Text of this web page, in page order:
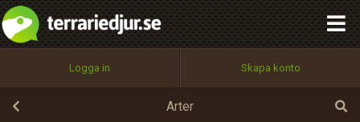
Logga in Skapa konto
Arter
Utför
100%
OK
integritetspolicy
Namn:
Epost:
Begär nytt lösenord
Tillbaka till förstasidan